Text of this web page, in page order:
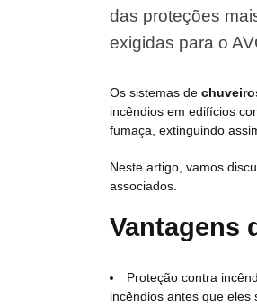
das proteções
exigidas para o
Os sistemas de
incêndios em edifícios
fumaça, extinguindo
Neste artigo, vamos
associados.
Vantagens
Proteção contra
incêndios antes que